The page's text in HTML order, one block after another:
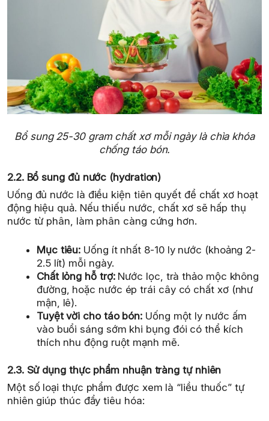
Bổ sung 25-30 gram chất xơ mỗi ngày là chìa khóa
chống táo bón.
2.2. Bổ sung đủ nước (hydration)
Uống đủ nước là điều kiện tiên quyết để chất xơ hoạt
động hiệu quả. Nếu thiếu nước, chất xơ sẽ hấp thụ
nước từ phân, làm phân càng cứng hơn.
Mục tiêu: Uống ít nhất 8-10 ly nước (khoảng 2-
2.5 lít) mỗi ngày.
Chất lỏng hỗ trợ:Nước lọc, trà thảo mộc không
đường, hoặc nước ép trái cây có chất xơ (như
mận, lê).
Tuyệt vời cho táo bón: Uống một ly nước ấm
vào buổi sáng sớm khi bụng đói có thể kích
thích nhu động ruột mạnh mẽ.
2.3. Sử dụng thực phẩm nhuận tràng tự nhiên
Một số loại thực phẩm được xem là “liều thuốc” tự
nhiên giúp thúc đẩy tiêu hóa: